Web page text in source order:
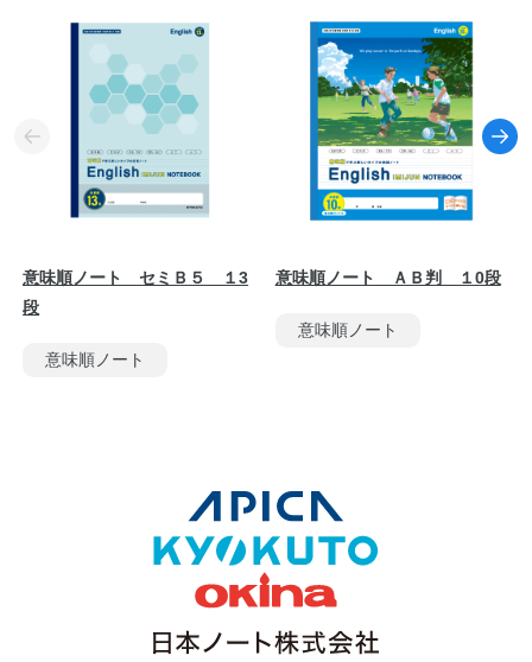
意味順ノート セミＢ５ １3
段
意味順ノート
意味順ノート ＡＢ判 １0段
意味順ノート